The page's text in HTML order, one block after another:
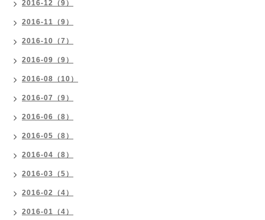
2016-12（9）
2016-11（9）
2016-10（7）
2016-09（9）
2016-08（10）
2016-07（9）
2016-06（8）
2016-05（8）
2016-04（8）
2016-03（5）
2016-02（4）
2016-01（4）